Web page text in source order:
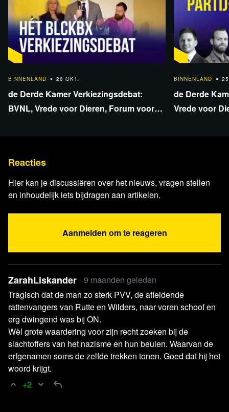
Luister nu
Lees 3 reacties
Lees verder
BINNENLAND
26 OKT.
de Derde Kamer Verkiezingsdebat:
BVNL, Vrede voor Dieren, Forum voor
BINNENLAND
de Derde
Vrede voor
Reacties
Hier kan je discussiëren over het nieuws, vragen stellen
en inhoudelijk iets bijdragen aan artikelen.
Aanmelden om te reageren
ZarahLiskander
9 maanden geleden
Tragisch dat de man zo sterk PVV, de afleidende
rattenvangers van Rutte en Wilders, naar voren schoof en
erg dwingend was bij ON.
Wèl grote waardering voor zijn recht zoeken bij de
slachtoffers van het nazisme en hun beulen. Waarvan de
erfgenamen soms de zelfde trekken tonen. Goed dat hij het
woord krijgt.
+2